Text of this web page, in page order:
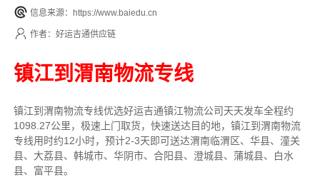
信息来源：https://www.baiedu.cn
作者：好运吉通供应链
镇江到渭南物流专线
镇江到渭南物流专线优选好运吉通镇江物流公司天天发车全程约
1098.27公里， 极速上门取货，快速送达目的地，镇江到渭南物流
专线用时约12小时，预计2-3天即可送达渭南临渭区、华县、潼关
县、大荔县、韩城市、华阴市、合阳县、澄城县、蒲城县、白水
县、富平县。